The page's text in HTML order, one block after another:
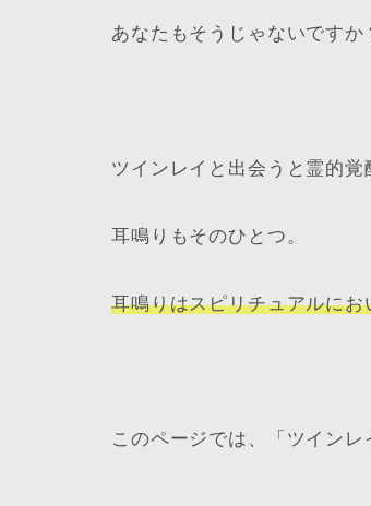
あなたもそうじゃないですか
ツインレイと出会うと霊的覚
耳鳴りもそのひとつ。
耳鳴りはスピリチュアルに
このページでは、「 ツインレ